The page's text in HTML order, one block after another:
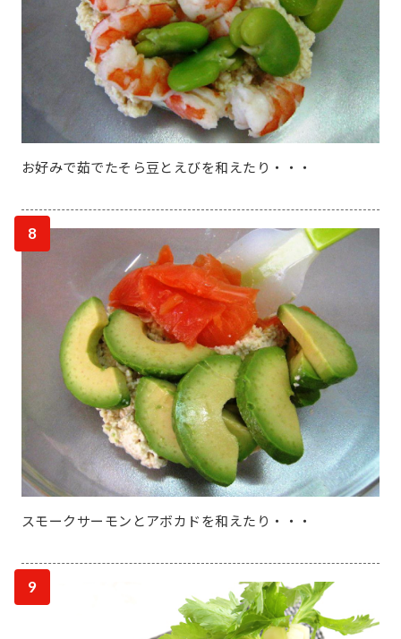
お好みで茹でたそら豆とえびを和えたり・・・
8
スモークサーモンとアボカドを和えたり・・・
9